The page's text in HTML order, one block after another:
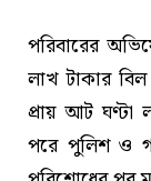
পরিবারের
লাখ টাকার
প্রায় আট
পরে পুলিশ ও